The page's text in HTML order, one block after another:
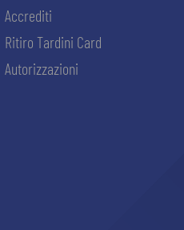
Accrediti
Ritiro Tardini Card
Autorizzazioni